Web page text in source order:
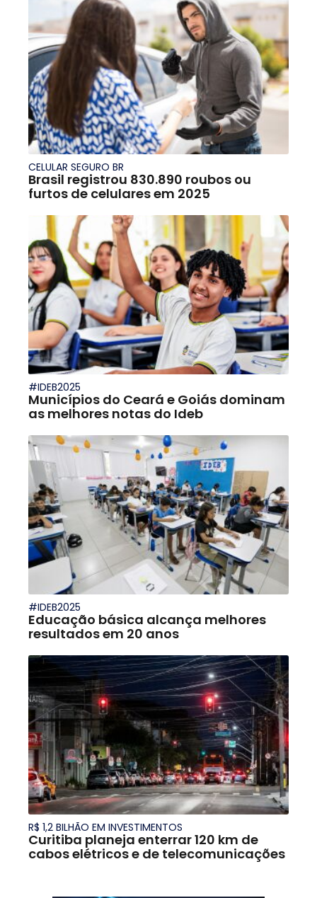
CELULAR SEGURO BR
Brasil registrou 830.890 roubos ou
furtos de celulares em 2025
#IDEB2025
Municípios do Ceará e Goiás dominam
as melhores notas do Ideb
#IDEB2025
Educação básica alcança melhores
resultados em 20 anos
R$ 1,2 BILHÃO EM INVESTIMENTOS
Curitiba planeja enterrar 120 km de
cabos elétricos e de telecomunicações